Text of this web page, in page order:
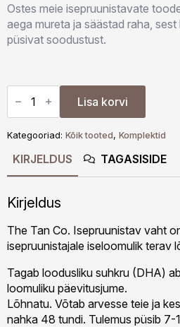
Ostes meie isepruunistavate
aega mureta ja säästad raha,
püsivat soodustust.
The
Tan
-
komplekt
Lisa korvi
Kategooriad: Kõik tooted, Komplektid
KIRJELDUS TAGASISIDE
Kirjeldus
The Tan Co. Isepruunistav vaht
isepruunistajale iseloomulik terav
Tagab loodusliku suhkru (DHA)
loomuliku päevitusjume.
Lõhnatu. Võtab arvesse teie ja
nahka 48 tundi. Tulemus püsib 7-